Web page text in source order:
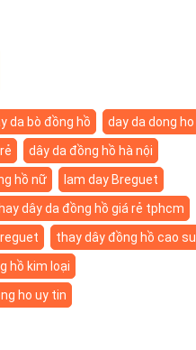
da bò đồng hồ
day da dong ho
dây da đồng hồ hà nội
hồ nữ
lam day Breguet
dây da đồng hồ giá rẻ tphcm
thay dây đồng hồ cao su
hồ kim loại
ho uy tin